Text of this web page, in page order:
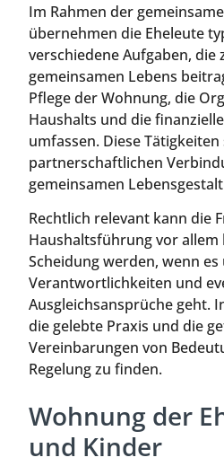
Im Rahmen der
übernehmen die Eheleute
verschiedene Aufgaben, die
gemeinsamen Lebens
Pflege der Wohnung, die
Haushalts und die
umfassen. Diese
partnerschaftlichen
gemeinsamen
Rechtlich relevant kann die
Haushaltsführung vor
Scheidung werden, wenn
Verantwortlichkeiten und
Ausgleichsansprüche geht.
die gelebte Praxis und die
Vereinbarungen von
Regelung zu finden.
Wohnung der
und Kinder